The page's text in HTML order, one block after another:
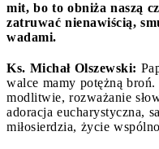
mit, bo to obniża naszą
zatruwać nienawiścią,
wadami.
Ks. Michał Olszewski:
walce mamy potężną
modlitwie, rozważanie
adoracja eucharystyczna,
miłosierdzia, życie